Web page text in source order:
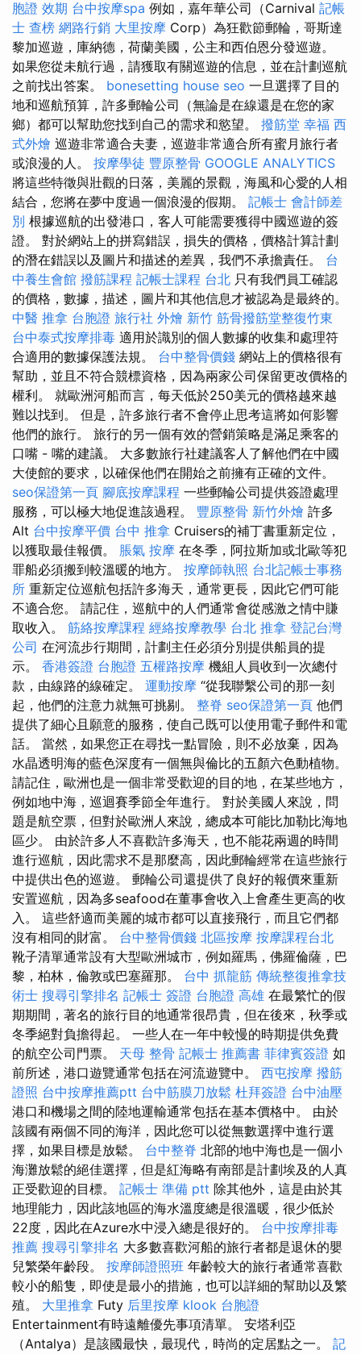
胞證 效期 台中按摩spa 例如，嘉年華公司（Carnival 記帳
士 查榜 網路行銷 大里按摩 Corp）為狂歡節郵輪​​，哥斯達
黎加巡遊，庫納德，荷蘭美國，公主和西伯恩分發巡遊。
如果您從未航行過，請獲取有關巡遊的信息，並在計劃巡航
之前找出答案。 bonesetting house seo 一旦選擇了目的
地和巡航預算，許多郵輪公司（無論是在線還是在您的家
鄉）都可以幫助您找到自己的需求和慾望。 撥筋堂 幸福 西
式外燴 巡遊非常適合夫妻，巡遊非常適合所有蜜月旅行者
或浪漫的人。 按摩學徒 豐原整骨 GOOGLE ANALYTICS
將這些特徵與壯觀的日落，美麗的景觀，海風和心愛的人相
結合，您將在夢中度過一個浪漫的假期。 記帳士 會計師差
別 根據巡航的出發港口，客人可能需要獲得中國巡遊的簽
證。 對於網站上的拼寫錯誤，損失的價格，價格計算計劃
的潛在錯誤以及圖片和描述的差異，我們不承擔責任。 台
中養生會館 撥筋課程 記帳士課程 台北 只有我們員工確認
的價格，數據，描述，圖片和其他信息才被認為是最終的。
中醫 推拿 台胞證 旅行社 外燴 新竹 筋骨撥筋堂整復竹東
台中泰式按摩排毒 適用於識別的個人數據的收集和處理符
合適用的數據保護法規。 台中整骨價錢 網站上的價格很有
幫助，並且不符合競標資格，因為兩家公司保留更改價格的
權利。 就歐洲河船而言，每天低於250美元的價格越來越
難以找到。 但是，許多旅行者不會停止思考這將如何影響
他們的旅行。 旅行的另一個有效的營銷策略是滿足乘客的
口嘴 - 嘴的建議。 大多數旅行社建議客人了解他們在中國
大使館的要求，以確保他們在開始之前擁有正確的文件。
seo保證第一頁 腳底按摩課程 一些郵輪公司提供簽證處理
服務，可以極大地促進該過程。 豐原整骨 新竹外燴 許多
Alt 台中按摩平價 台中 推拿 Cruisers的補丁書重新定位，
以獲取最佳報價。 脹氣 按摩 在冬季，阿拉斯加或北歐等犯
罪船必須搬到較溫暖的地方。 按摩師執照 台北記帳士事務
所 重新定位巡航包括許多海天，通常更長，因此它們可能
不適合您。 請記住，巡航中的人們通常會從感激之情中賺
取收入。 筋絡按摩課程 經絡按摩教學 台北 推拿 登記台灣
公司 在河流步行期間，計劃主任必須分別提供船員的提
示。 香港簽證 台胞證 五權路按摩 機組人員收到一次總付
款，由線路的線確定。 運動按摩 “從我聯繫公司的那一刻
起，他們的注意力就無可挑剔。 整脊 seo保證第一頁 他們
提供了細心且願意的服務，使自己既可以使用電子郵件和電
話。 當然，如果您正在尋找一點冒險，則不必放棄，因為
水晶透明海的藍色深度有一個無與倫比的五顏六色動植物。
請記住，歐洲也是一個非常受歡迎的目的地，在某些地方，
例如地中海，巡迴賽季節全年進行。 對於美國人來說，問
題是航空票，但對於歐洲人來說，總成本可能比加勒比海地
區少。 由於許多人不喜歡許多海天，也不能花兩週的時間
進行巡航，因此需求不是那麼高，因此郵輪經常在這些旅行
中提供出色的巡遊。 郵輪公司還提供了良好的報價來重新
安置巡航，因為多seafood在董事會收入上會產生更高的收
入。 這些舒適而美麗的城市都可以直接飛行，而且它們都
沒有相同的財富。 台中整骨價錢 北區按摩 按摩課程台北
靴子清單通常設有大型歐洲城市，例如羅馬，佛羅倫薩，巴
黎，柏林，倫敦或巴塞羅那。 台中 抓龍筋 傳統整復推拿技
術士 搜尋引擎排名 記帳士 簽證 台胞證 高雄 在最繁忙的假
期期間，著名的旅行目的地通常很昂貴，但在後來，秋季或
冬季絕對負擔得起。 一些人在一年中較慢的時期提供免費
的航空公司門票。 天母 整骨 記帳士 推薦書 菲律賓簽證 如
前所述，港口遊覽通常包括在河流遊覽中。 西屯按摩 撥筋
證照 台中按摩推薦ptt 台中筋膜刀放鬆 杜拜簽證 台中油壓
港口和機場之間的陸地運輸通常包括在基本價格中。 由於
該國有兩個不同的海洋，因此您可以從無數選擇中進行選
擇，如果目標是放鬆。 台中整脊 北部的地中海也是一個小
海灘放鬆的絕佳選擇，但是紅海略有南部是計劃埃及的人真
正受歡迎的目標。 記帳士 準備 ptt 除其他外，這是由於其
地理能力，因此該地區的海水溫度總是很溫暖，很少低於
22度，因此在Azure水中浸入總是很好的。 台中按摩排毒
推薦 搜尋引擎排名 大多數喜歡河船的旅行者都是退休的嬰
兒繁榮年齡段。 按摩師證照班 年齡較大的旅行者通常喜歡
較小的船隻，即使是最小的措施，也可以詳細的幫助以及繁
殖。 大里推拿 Futy 后里按摩 klook 台胞證
Entertainment有時遠離優先事項清單。 安塔利亞
（Antalya）是該國最快，最現代，時尚的定居點之一。 記